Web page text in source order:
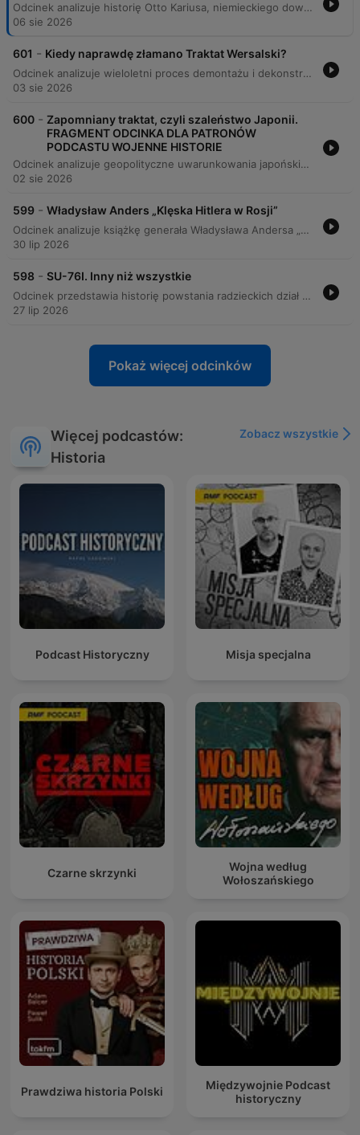
Odcinek analizuje historię Otto Kariusa, niemieckiego dowódcy czołgów ciężkich typu Tiger, oraz weryfikuje wiarygodność jego wspomnień w kontekście rzeczywistości historycznej. Rozmówcy badają różnice między subiektywnymi odczuciami żołnierza a faktami dotyczącymi sukcesów bojowych i wyposażenia Armii Czerwonej. Program szczegółowo omawia techniczne aspekty służby w 502 Batalionie Czołgów Ciężkich, skupiając się na wyzwaniach logistycznych, trudnych warunkach terenowych oraz specyfice walk pancernych. Analizie poddano skuteczność Tygrysa, rolę współpracy różnych rodzajów broni oraz ekstremalne warunki życia i przetrwania załóg wewnątrz pojazdów.
06 sie 2026
601 - Kiedy naprawdę złamano Traktat Wersalski?
Odcinek analizuje wieloletni proces demontażu i dekonstrukcji traktatu wersalskiego, wskazując, że nie był to pojedynczy akt, lecz stopniowe łamanie kolejnych postanowień przez różne mocarstwa oraz Niemcy. Autor szczegółowo omawia aspekty polityczne, terytorialne i gospodarcze dokumentu, od kwestii Ligi Narodów i granic, po nierealne zapisy dotyczące reparacji i zbrojeń. Analiza pokazuje, jak błędy mocarstw zachodnich, brak udziału kluczowych potęg oraz kwestionowanie zapisów traktatu przyczyniły się do niestabilności międzynarodowej. Proces ten doprowadził ostatecznie do upadku ładu wersalskiego, zniszczenia postanowień rozbrojeniowych i destabilizacji bezpieczeństwa, co miało tragiczne skutki dla Europy oraz II Rzeczypospolitej.
03 sie 2026
600 - Zapomniany traktat, czyli szaleństwo Japonii.
FRAGMENT ODCINKA DLA PATRONÓW
PODCASTU WOJENNE HISTORIE
Odcinek analizuje geopolityczne uwarunkowania japońskiego ekspansjonizmu na początku XX wieku, koncentrując się na narastającym konflikcie interesów między Japonią, Chinami a mocarstwami zachodnimi, takimi jak USA i Wielka Brytania. Prelegent omawia proces wycofywania się brytyjskiego sojuszu z Japonią oraz strategiczne dążenia Japonii do dominacji w Chinach poprzez wykorzystanie osłabienia mocarstw europejskich podczas I wojny światowej. Analiza obejmuje działania militarne Japonii na półwyspie Shantung, zajęcie niemieckich kolonii oraz mechanizm japońskich żądań gospodarczych opartych na szantażu militarnym. Tekst wskazuje na ciągłość strategii japońskiej, łącząc wydarzenia z lat 1914-1915 z późniejszą agresją w trakcie II wojny światowej.
02 sie 2026
599 - Władysław Anders „Klęska Hitlera w Rosji”
Odcinek analizuje książkę generała Władysława Andersa „Klęska Hitlera w Rosji 1941-1945” oraz debatę historyczną dotyczącą przyczyn zwycięstwa Związku Radzieckiego i roli aliantów zachodnich. Autorzy badają wpływ powojennej propagandy niemieckich generałów na zniekształcenie obrazu II wojny światowej, podważając mity o doskonałości Wehrmachtu. Analiza skupia się na konfrontacji perspektywy Andersa z rzeczywistością logistyczną i gospodarczą. Argumentuje się, że porażka III Rzeszy nie wynikała jedynie z błędów strategicznych Hitlera, lecz przede wszystkim z braku zdolności przemysłowej Niemiec oraz kluczowego znaczenia potencjału gospodarczego USA i programu Lend-Lease.
30 lip 2026
598 - SU-76I. Inny niż wszystkie
Odcinek przedstawia historię powstania radzieckich dział samobieżnych na bazie niemieckich podwozi, ze szczególnym uwzględnieniem pojazdów SU-76i oraz SG-122. Autor wyjaśnia proces adaptacji zdobycznego sprzętu Panzer III przez radzieckie zakłady w celu wzmocnienia potencjału Armii Czerwonej w krytycznym okresie wojny. Szczegółowo opisano proces powstawania SU-76i jako improwizowanej konstrukcji opartej na zdobycznych czołgach Panzer III. Tekst omawia techniczne aspekty produkcji w zakładach nr 37, trudności z obsługą niemieckiej techniki przez radzieckie załogi oraz krótkotrwałe użycie tego pojazdu typu ersatz podczas kampanii 1943 roku.
27 lip 2026
Pokaż więcej odcinków
Więcej podcastów:
Historia
Zobacz wszystkie
Podcast Historyczny Misja specjalna
Czarne skrzynki
Wojna według
Wołoszańskiego
Prawdziwa historia Polski
Międzywojnie Podcast
historyczny